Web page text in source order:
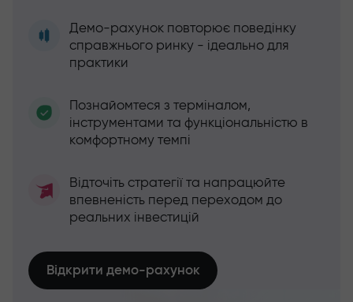
Демо-рахунок повторює поведінку
справжнього ринку - ідеально для
практики
Познайомтеся з терміналом,
інструментами та функціональністю в
комфортному темпі
Відточіть стратегії та напрацюйте
впевненість перед переходом до
реальних інвестицій
Відкрити демо-рахунок